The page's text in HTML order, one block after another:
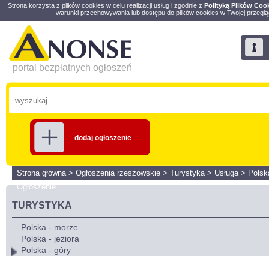
Strona korzysta z plików cookies w celu realizacji usług i zgodnie z Polityką Plików
warunki przechowywania lub dostępu do plików cookies w Twojej
portal bezpłatnych ogłoszeń
dodaj ogłoszenie
Strona główna> Ogłoszenia rzeszowskie > Turystyka> Usługa>
Ogłoszenie
TURYSTYKA
Polska - morze
Polska - jeziora
Polska - góry